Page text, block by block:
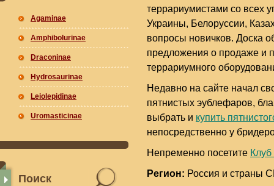
Agaminae
Amphibolurinae
Draconinae
Hydrosaurinae
Leiolepidinae
Uromasticinae
Поиск
террариумистами со всех
Украины, Белоруссии,
вопросы новичков. Доска
предложения о продаже и
террариумного
Недавно на сайте начал
пятнистых эублефаров,
выбрать и купить
непосредственно у
Непременно посетите
Регион: Россия и страны